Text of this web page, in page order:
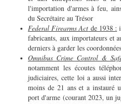
l'importation d'armes à feu,
du Secrétaire au Trésor
Federal Firearms Act de 1938 :
fabricants, aux importateurs et
derniers à garder les
Omnibus Crime Control &
notamment les écoutes
judiciaires, cette loi a aussi
moins de 21 ans et a instauré
port d'arme (courant 2023, un